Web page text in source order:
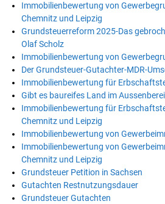
Immobilienbewertung von
Chemnitz und Leipzig
Grundsteuerreform 2025-Das
Olaf Scholz
Immobilienbewertung von
Der Grundsteuer-Gutachter-MDR-
Immobilienbewertung für
Gibt es baureifes Land im
Immobilienbewertung für
Chemnitz und Leipzig
Immobilienbewertung von
Immobilienbewertung von
Chemnitz und Leipzig
Grundsteuer Petition in Sachsen
Gutachten Restnutzungsdauer
Grundsteuer Gutachten